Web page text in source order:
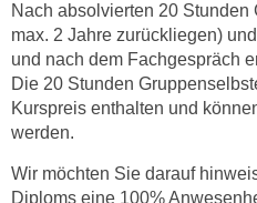
Nach absolvierten 20
max. 2 Jahre zurückliegen)
und nach dem Fachgespräch
Die 20 Stunden
Kurspreis enthalten und
werden.
Wir möchten Sie darauf
Diploms eine 100%